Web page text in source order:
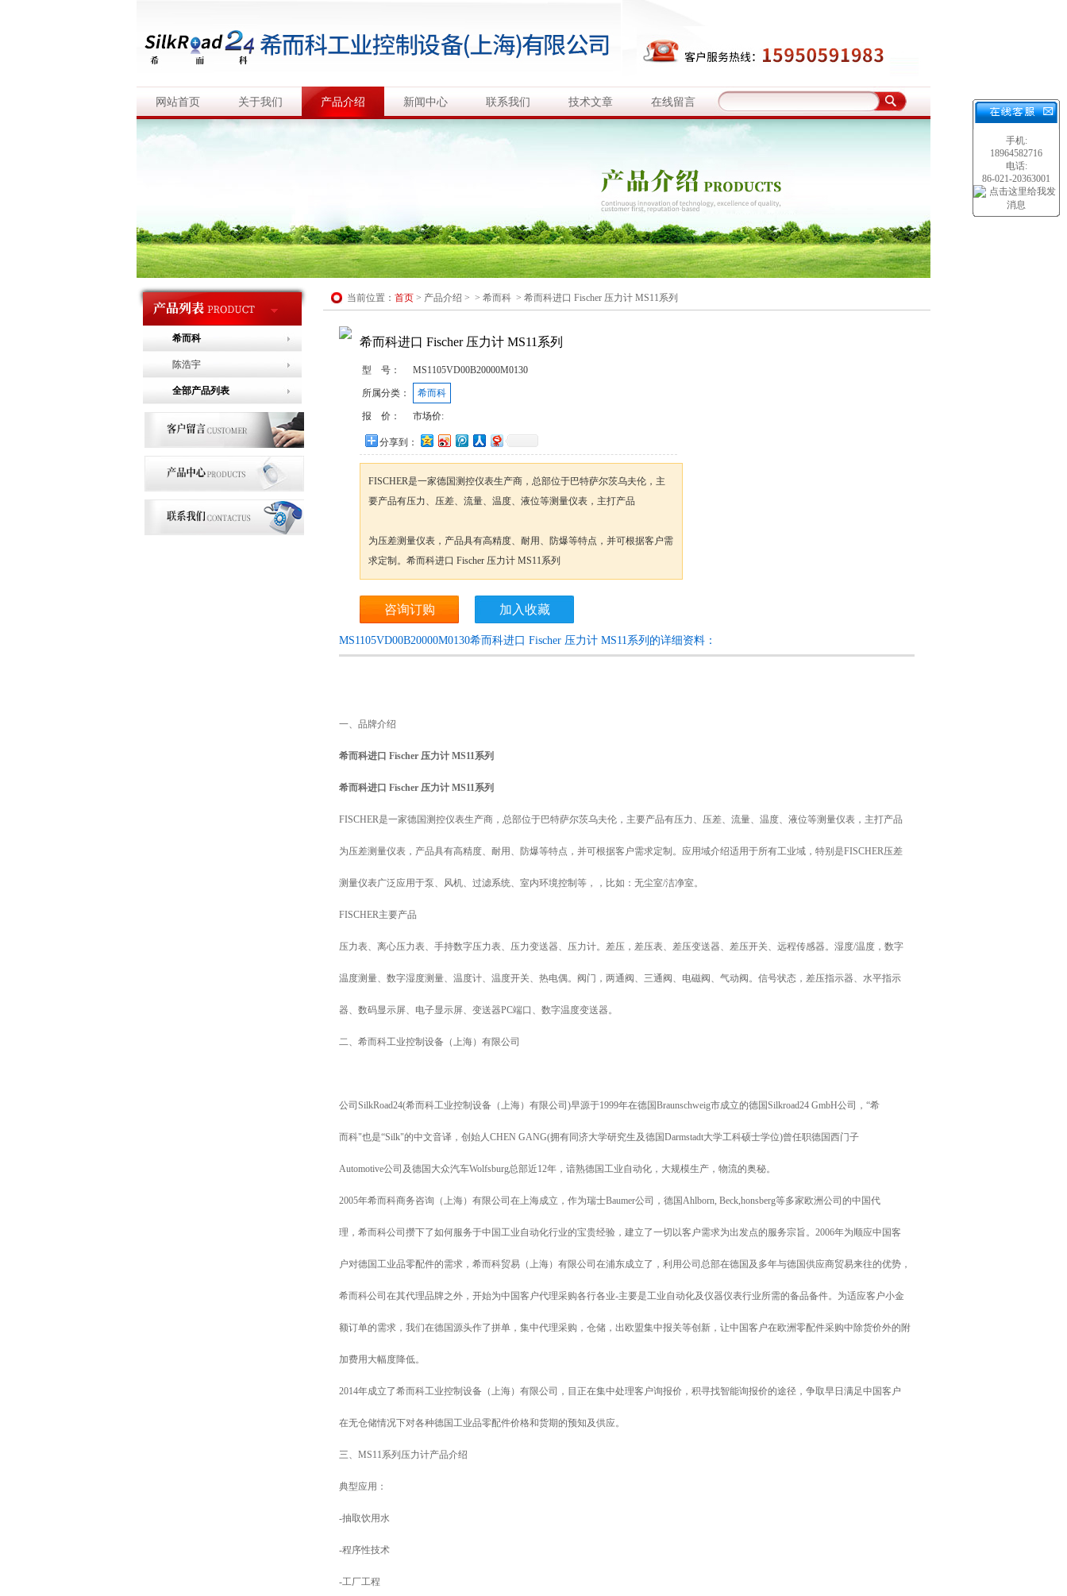
网站首页 关于我们 产品介绍 新闻中心 联系我们 技术文章 在线留言
希而科
陈浩宇
全部产品列表
当前位置： 首页 > 产品介绍 > > 希而科 > 希而科进口 Fischer 压力计 MS11系列
希而科进口 Fischer 压力计 MS11系列
型 号： MS1105VD00B20000M0130
所属分类： 希而科
报 价： 市场价:
分享到：
FISCHER是一家德国测控仪表生产商，总部位于巴特萨尔茨乌夫伦，主
要产品有压力、压差、流量、温度、液位等测量仪表，主打产品
为压差测量仪表，产品具有高精度、耐用、防爆等特点，并可根据客户需
求定制。希而科进口 Fischer 压力计 MS11系列
咨询订购 加入收藏
MS1105VD00B20000M0130希而科进口 Fischer 压力计 MS11系列的详细资料：
一、品牌介绍
希而科进口 Fischer 压力计 MS11系列
希而科进口 Fischer 压力计 MS11系列
FISCHER是一家德国测控仪表生产商，总部位于巴特萨尔茨乌夫伦，主要产品有压力、压差、流量、温度、液位等测量仪表，主打产品
为压差测量仪表，产品具有高精度、耐用、防爆等特点，并可根据客户需求定制。应用域介绍适用于所有工业域，特别是FISCHER压差
测量仪表广泛应用于泵、风机、过滤系统、室内环境控制等，，比如：无尘室/洁净室。
FISCHER主要产品
压力表、离心压力表、手持数字压力表、压力变送器、压力计。差压，差压表、差压变送器、差压开关、远程传感器。湿度/温度，数字
温度测量、数字湿度测量、温度计、温度开关、热电偶。阀门，两通阀、三通阀、电磁阀、气动阀。信号状态，差压指示器、水平指示
器、数码显示屏、电子显示屏、变送器PC端口、数字温度变送器。
二、希而科工业控制设备（上海）有限公司
公司SilkRoad24(希而科工业控制设备（上海）有限公司)早源于1999年在德国Braunschweig市成立的德国Silkroad24 GmbH公司，“希
而科"也是“Silk"的中文音译，创始人CHEN GANG(拥有同济大学研究生及德国Darmstadt大学工科硕士学位)曾任职德国西门子
Automotive公司及德国大众汽车Wolfsburg总部近12年，谙熟德国工业自动化，大规模生产，物流的奥秘。
2005年希而科商务咨询（上海）有限公司在上海成立，作为瑞士Baumer公司，德国Ahlborn, Beck,honsberg等多家欧洲公司的中国代
理，希而科公司攒下了如何服务于中国工业自动化行业的宝贵经验，建立了一切以客户需求为出发点的服务宗旨。2006年为顺应中国客
户对德国工业品零配件的需求，希而科贸易（上海）有限公司在浦东成立了，利用公司总部在德国及多年与德国供应商贸易来往的优势，
希而科公司在其代理品牌之外，开始为中国客户代理采购各行各业-主要是工业自动化及仪器仪表行业所需的备品备件。为适应客户小金
额订单的需求，我们在德国源头作了拼单，集中代理采购，仓储，出欧盟集中报关等创新，让中国客户在欧洲零配件采购中除货价外的附
加费用大幅度降低。
2014年成立了希而科工业控制设备（上海）有限公司，目正在集中处理客户询报价，积寻找智能询报价的途径，争取早日满足中国客户
在无仓储情况下对各种德国工业品零配件价格和货期的预知及供应。
三、MS11系列压力计产品介绍
典型应用：
-抽取饮用水
-程序性技术
-工厂工程
手机:
18964582716
电话:
86-021-20363001